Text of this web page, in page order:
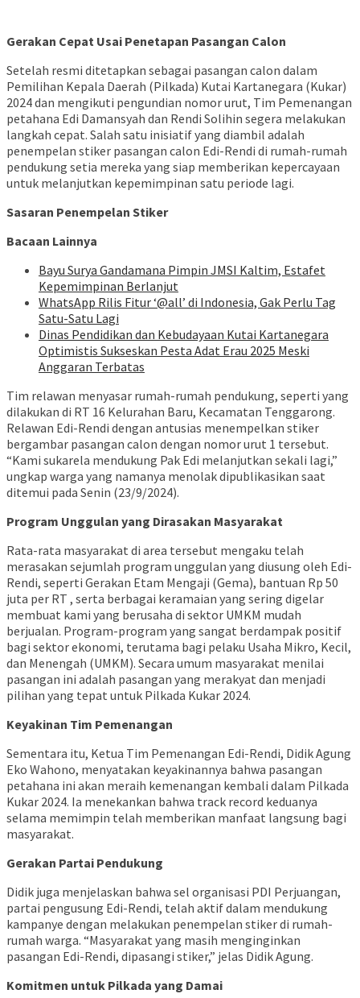
Gerakan Cepat Usai Penetapan Pasangan Calon
Setelah resmi ditetapkan sebagai pasangan calon dalam
Pemilihan Kepala Daerah (Pilkada) Kutai Kartanegara (Kukar)
2024 dan mengikuti pengundian nomor urut, Tim Pemenangan
petahana Edi Damansyah dan Rendi Solihin segera melakukan
langkah cepat. Salah satu inisiatif yang diambil adalah
penempelan stiker pasangan calon Edi-Rendi di rumah-rumah
pendukung setia mereka yang siap memberikan kepercayaan
untuk melanjutkan kepemimpinan satu periode lagi.
Sasaran Penempelan Stiker
Bacaan Lainnya
Bayu Surya Gandamana Pimpin JMSI Kaltim, Estafet
Kepemimpinan Berlanjut
WhatsApp Rilis Fitur ‘@all’ di Indonesia, Gak Perlu Tag
Satu-Satu Lagi
Dinas Pendidikan dan Kebudayaan Kutai Kartanegara
Optimistis Sukseskan Pesta Adat Erau 2025 Meski
Anggaran Terbatas
Tim relawan menyasar rumah-rumah pendukung, seperti yang
dilakukan di RT 16 Kelurahan Baru, Kecamatan Tenggarong.
Relawan Edi-Rendi dengan antusias menempelkan stiker
bergambar pasangan calon dengan nomor urut 1 tersebut.
“Kami sukarela mendukung Pak Edi melanjutkan sekali lagi,”
ungkap warga yang namanya menolak dipublikasikan saat
ditemui pada Senin (23/9/2024).
Program Unggulan yang Dirasakan Masyarakat
Rata-rata masyarakat di area tersebut mengaku telah
merasakan sejumlah program unggulan yang diusung oleh Edi-
Rendi, seperti Gerakan Etam Mengaji (Gema), bantuan Rp 50
juta per RT , serta berbagai keramaian yang sering digelar
membuat kami yang berusaha di sektor UMKM mudah
berjualan. Program-program yang sangat berdampak positif
bagi sektor ekonomi, terutama bagi pelaku Usaha Mikro, Kecil,
dan Menengah (UMKM). Secara umum masyarakat menilai
pasangan ini adalah pasangan yang merakyat dan menjadi
pilihan yang tepat untuk Pilkada Kukar 2024.
Keyakinan Tim Pemenangan
Sementara itu, Ketua Tim Pemenangan Edi-Rendi, Didik Agung
Eko Wahono, menyatakan keyakinannya bahwa pasangan
petahana ini akan meraih kemenangan kembali dalam Pilkada
Kukar 2024. Ia menekankan bahwa track record keduanya
selama memimpin telah memberikan manfaat langsung bagi
masyarakat.
Gerakan Partai Pendukung
Didik juga menjelaskan bahwa sel organisasi PDI Perjuangan,
partai pengusung Edi-Rendi, telah aktif dalam mendukung
kampanye dengan melakukan penempelan stiker di rumah-
rumah warga. “Masyarakat yang masih menginginkan
pasangan Edi-Rendi, dipasangi stiker,” jelas Didik Agung.
Komitmen untuk Pilkada yang Damai